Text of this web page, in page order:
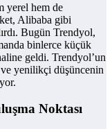
yerel hem de
Alibaba gibi
Bugün Trendyol,
binlerce küçük
geldi. Trendyol’un
yenilikçi düşüncenin
Noktası